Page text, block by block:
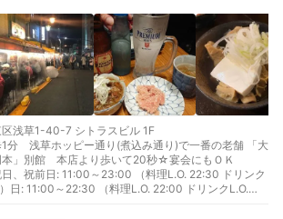
浅草1-40-7 シトラスビル 1F
分 浅草ホッピー通り(煮込み通り)で一番の老舗 「大
」別館 本店より歩いて20秒☆宴会にもＯＫ
日、祝前日: 11:00～23:00 （料理L.O. 22:30 ドリンク
日: 11:00～22:30 （料理L.O. 22:00 ドリンクL.O.